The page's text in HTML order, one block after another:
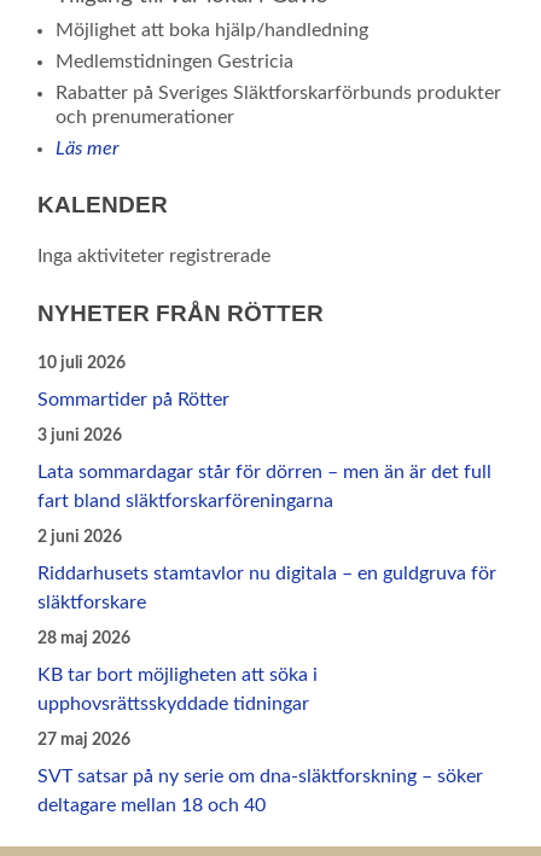
Möjlighet att boka hjälp/handledning
Medlemstidningen Gestricia
Rabatter på Sveriges Släktforskarförbunds produkter
och prenumerationer
Läs mer
KALENDER
Inga aktiviteter registrerade
NYHETER FRÅN RÖTTER
10 juli 2026
Sommartider på Rötter
3 juni 2026
Lata sommardagar står för dörren – men än är det full
fart bland släktforskarföreningarna
2 juni 2026
Riddarhusets stamtavlor nu digitala – en guldgruva för
släktforskare
28 maj 2026
KB tar bort möjligheten att söka i
upphovsrättsskyddade tidningar
27 maj 2026
SVT satsar på ny serie om dna‑släktforskning – söker
deltagare mellan 18 och 40